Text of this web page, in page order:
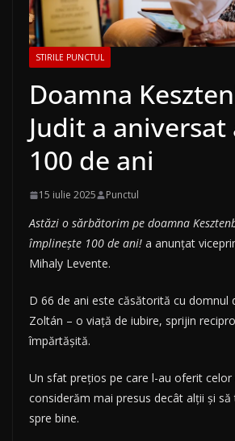
STIRILE PUNCTUL
Doamna
Judit a aniversat
100 de ani
15 iulie 2025 Punctul
Astăzi o sărbătorim pe doamna
împlinește 100 de ani! a anunțat
Mihaly Levente.
D 66 de ani este căsătorită cu domnul
Zoltán – o viață de iubire, sprijin
împărtășită.
Un sfat prețios pe care l-au oferit celor
considerăm mai presus decât alții și
spre bine.